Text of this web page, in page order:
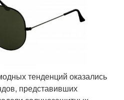
тенденций оказались
представивших